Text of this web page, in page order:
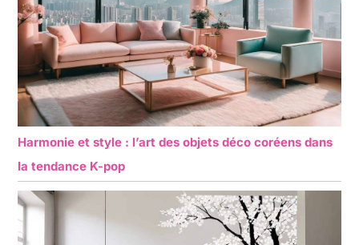
Harmonie et style : l’art des objets déco coréens dans
la tendance K-pop